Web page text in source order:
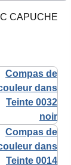
CAPUCHE